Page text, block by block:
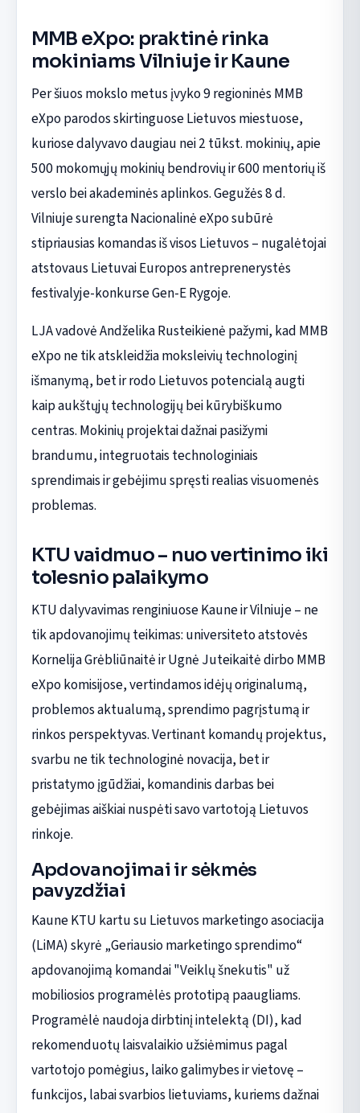
MMB eXpo: praktinė rinka
mokiniams Vilniuje ir Kaune
Per šiuos mokslo metus įvyko 9 regioninės MMB
eXpo parodos skirtinguose Lietuvos miestuose,
kuriose dalyvavo daugiau nei 2 tūkst. mokinių, apie
500 mokomųjų mokinių bendrovių ir 600 mentorių iš
verslo bei akademinės aplinkos. Gegužės 8 d.
Vilniuje surengta Nacionalinė eXpo subūrė
stipriausias komandas iš visos Lietuvos – nugalėtojai
atstovaus Lietuvai Europos antreprenerystės
festivalyje-konkurse Gen-E Rygoje.
LJA vadovė Andželika Rusteikienė pažymi, kad MMB
eXpo ne tik atskleidžia moksleivių technologinį
išmanymą, bet ir rodo Lietuvos potencialą augti
kaip aukštųjų technologijų bei kūrybiškumo
centras. Mokinių projektai dažnai pasižymi
brandumu, integruotais technologiniais
sprendimais ir gebėjimu spręsti realias visuomenės
problemas.
KTU vaidmuo – nuo vertinimo iki
tolesnio palaikymo
KTU dalyvavimas renginiuose Kaune ir Vilniuje – ne
tik apdovanojimų teikimas: universiteto atstovės
Kornelija Grėbliūnaitė ir Ugnė Juteikaitė dirbo MMB
eXpo komisijose, vertindamos idėjų originalumą,
problemos aktualumą, sprendimo pagrįstumą ir
rinkos perspektyvas. Vertinant komandų projektus,
svarbu ne tik technologinė novacija, bet ir
pristatymo įgūdžiai, komandinis darbas bei
gebėjimas aiškiai nuspėti savo vartotoją Lietuvos
rinkoje.
Apdovanojimai ir sėkmės
pavyzdžiai
Kaune KTU kartu su Lietuvos marketingo asociacija
(LiMA) skyrė „Geriausio marketingo sprendimo“
apdovanojimą komandai "Veiklų šnekutis" už
mobiliosios programėlės prototipą paaugliams.
Programėlė naudoja dirbtinį intelektą (DI), kad
rekomenduotų laisvalaikio užsiėmimus pagal
vartotojo pomėgius, laiko galimybes ir vietovę –
funkcijos, labai svarbios lietuviams, kuriems dažnai